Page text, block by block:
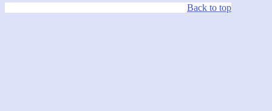
Back to top